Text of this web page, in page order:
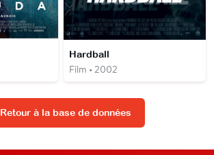
Hardball
Film • 2002
Retour à la base de données